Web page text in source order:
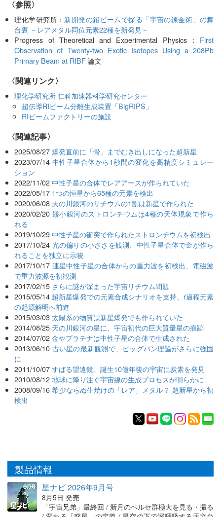
〈参照〉
理化学研究所： 新開発の鉛ビームで探る「宇宙の錬金術」の舞
台裏 －レアメタル同位元素22種を新発見－
Progress of Theoretical and Experimental Physics： First
Observation of Twenty-two Exotic Isotopes Using a 208Pb
Primary Beam at RIBF論文
〈関連リンク〉
理化学研究所 仁科加速器科学研究センター
超伝導RIビーム分離生成装置「BigRIPS」
RIビームファクトリーの施設
関連記事
2025/08/27 爆発直前に「骨」までむき出しになった超新星
2023/07/14 中性子星合体から1秒間の変化を高精度シミュレー
ション
2022/11/02 中性子星の合体でレアアースが作られていた
2022/05/17 1つの恒星から65種の元素を検出
2020/06/08 天の川銀河のリチウムの1割は新星で作られた
2020/02/20 矮小銀河のストロンチウムは4種の天体現象で作ら
れる
2019/10/29 中性子星の衝突で作られたストロンチウムを初検出
2017/10/24 光の偏りの小ささを観測、中性子星合体で金が作ら
れることを独立に示唆
2017/10/17 連星中性子星の合体からの重力波を初検出、電磁波
で重力波源を初観測
2017/02/15 さらに謎が深まった宇宙リチウム問題
2015/05/14 超新星爆発での元素合成シナリオを支持、r過程元素
の起源解明へ前進
2015/03/03 太陽系の物質は新星爆発でも作られていた
2014/08/25 天の川銀河の星に、宇宙初代の巨大質量星の痕跡
2014/07/02 金やプラチナは中性子星の合体で生成された
2013/06/10 古い星の最新観測で、ビッグバン理論がさらに強固
に
2011/10/07 すばる望遠鏡、誕生10億年後の宇宙に炭素を発見
2010/08/12 地球に降り注ぐ宇宙線の生成プロセスが明らかに
2008/09/16 希少ならぬ生焼けの「レア」メタル？ 超新星から初
検出
製品情報
星ナビ 2026年9月号
8月5日 発売
「宇宙兄弟」最終回 / 新月のペルセ群極大を見る・撮る